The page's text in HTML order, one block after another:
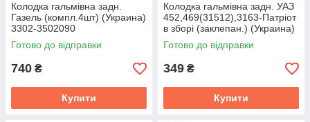
Колодка гальмiвна задн.
Газель (компл.4шт) (Украина)
3302-3502090
Готово до відправки
740 ₴
Купити
Колодка гальмiвна задн. УАЗ
452,469(31512),3163-Патрiот
в зборi (заклепан.) (Украина)
469-3502091
Готово до відправки
349 ₴
Купити